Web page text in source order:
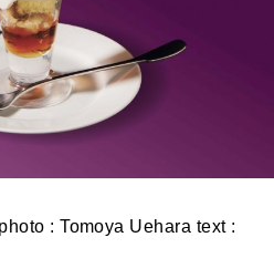
: Tomoya Uehara text :